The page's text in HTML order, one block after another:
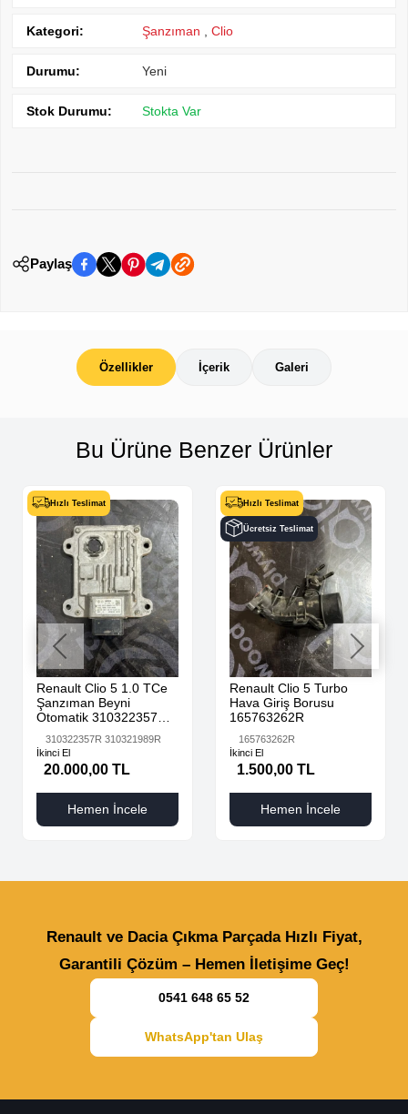
Kategori: Şanzıman Clio
Durumu: Yeni
Stok Durumu: Stokta Var
Paylaş
Özellikler İçerik Galeri
Bu Ürüne Benzer Ürünler
Hızlı Teslimat
Renault Clio 5 1.0 TCe
Şanzıman Beyni
Otomatik 310322357R
310322357R 310321989R
İkinci El
20.000,00 TL
Hemen İncele
Hızlı Teslimat
Ücretsiz Teslimat
Renault Clio 5 Turbo
Hava Giriş Borusu
165763262R
165763262R
İkinci El
1.500,00 TL
Hemen İncele
Renault ve Dacia Çıkma Parçada Hızlı Fiyat,
Garantili Çözüm – Hemen İletişime Geç!
0541 648 65 52
WhatsApp'tan Ulaş